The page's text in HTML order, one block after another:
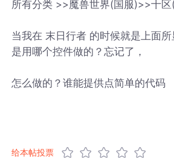
所有分类 >>魔兽世界(国服)>>十
当我在 末日行者 的时候就是上面
是用哪个控件做的？忘记了，
怎么做的？谁能提供点简单的代码
给本帖投票